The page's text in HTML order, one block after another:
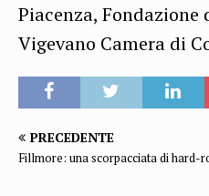
Piacenza, Fondazione
Vigevano Camera di
PRECEDENTE
Fillmore: una scorpacciata di hard-